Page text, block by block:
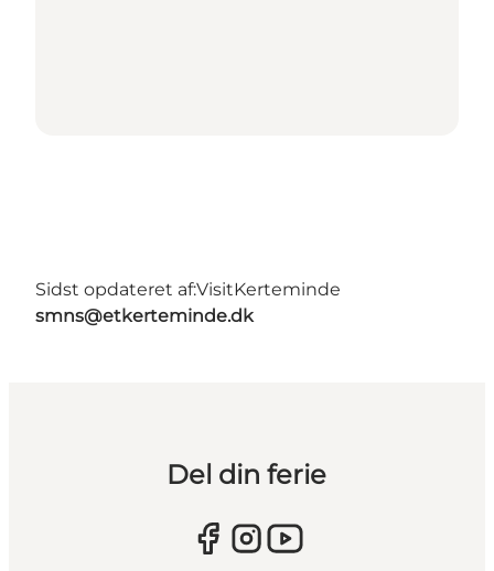
Sidst opdateret af:VisitKerteminde
smns@etkerteminde.dk
Del din ferie